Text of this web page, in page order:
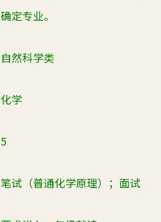
确定专业。
自然科学类
化学
5
笔试（普通化学原理）；面试